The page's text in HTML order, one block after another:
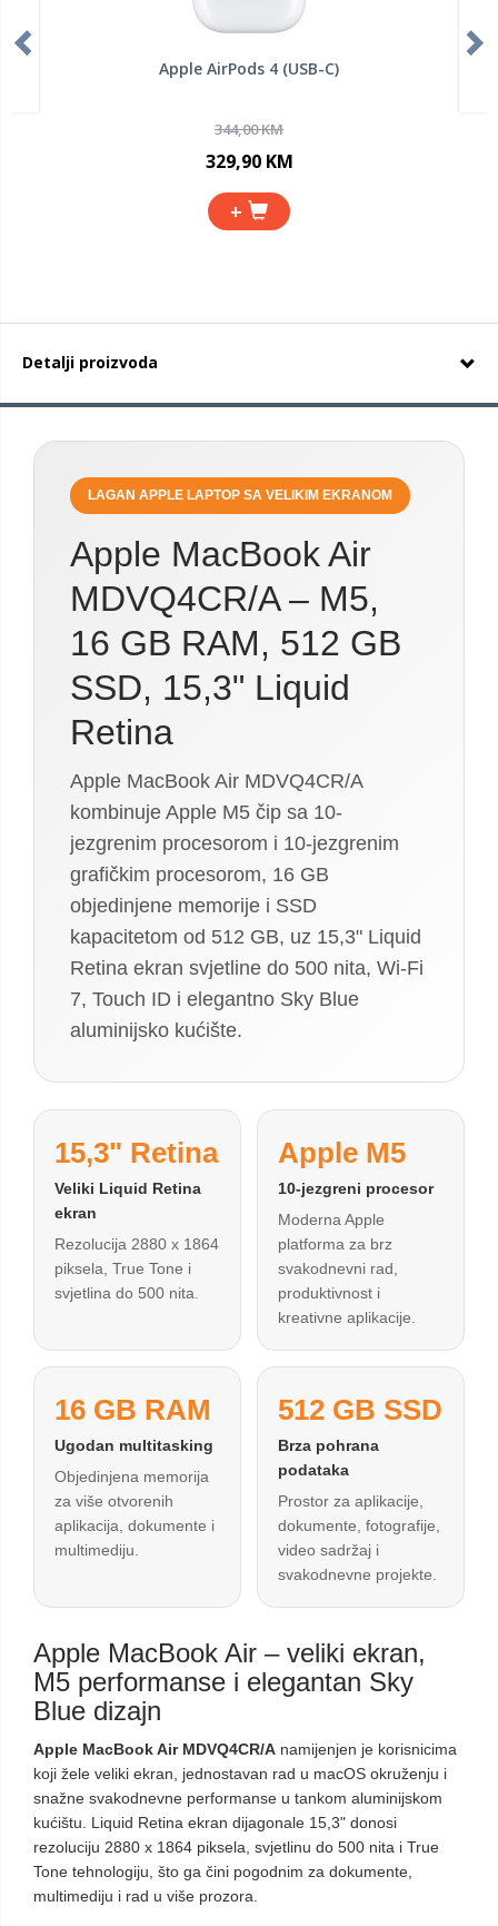
Apple AirPods 4 (USB-C)
344,00 KM
329,90 KM
+
Detalji proizvoda
LAGAN APPLE LAPTOP SA VELIKIM EKRANOM
Apple MacBook Air
MDVQ4CR/A – M5,
16 GB RAM, 512 GB
SSD, 15,3" Liquid
Retina
Apple MacBook Air MDVQ4CR/A
kombinuje Apple M5 čip sa 10-
jezgrenim procesorom i 10-jezgrenim
grafičkim procesorom, 16 GB
objedinjene memorije i SSD
kapacitetom od 512 GB, uz 15,3" Liquid
Retina ekran svjetline do 500 nita, Wi-Fi
7, Touch ID i elegantno Sky Blue
aluminijsko kućište.
15,3" Retina
Veliki Liquid Retina
ekran
Rezolucija 2880 x 1864
piksela, True Tone i
svjetlina do 500 nita.
Apple M5
10-jezgreni procesor
Moderna Apple
platforma za brz
svakodnevni rad,
produktivnost i
kreativne aplikacije.
16 GB RAM
Ugodan multitasking
Objedinjena memorija
za više otvorenih
aplikacija, dokumente i
multimediju.
512 GB SSD
Brza pohrana
podataka
Prostor za aplikacije,
dokumente, fotografije,
video sadržaj i
svakodnevne projekte.
Apple MacBook Air – veliki ekran,
M5 performanse i elegantan Sky
Blue dizajn
Apple MacBook Air MDVQ4CR/A namijenjen je korisnicima
koji žele veliki ekran, jednostavan rad u macOS okruženju i
snažne svakodnevne performanse u tankom aluminijskom
kućištu. Liquid Retina ekran dijagonale 15,3" donosi
rezoluciju 2880 x 1864 piksela, svjetlinu do 500 nita i True
Tone tehnologiju, što ga čini pogodnim za dokumente,
multimediju i rad u više prozora.